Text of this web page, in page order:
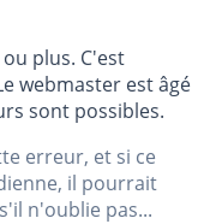
plus. C'est
webmaster est âgé
sont possibles.
erreur, et si ce
il pourrait
n'oublie pas...